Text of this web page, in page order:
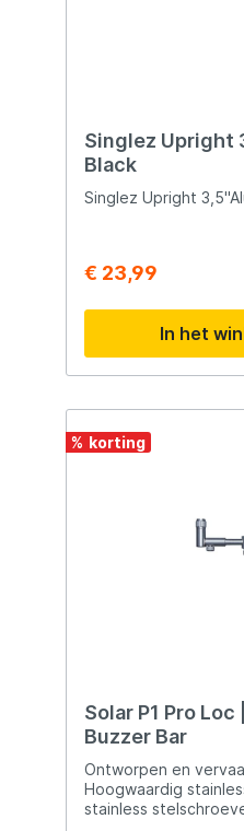
Singlez Upright
Black
Singlez Upright
€ 23,99
In het
%
Solar P1 Pro Loc
Buzzer Bar
Ontworpen en
Hoogwaardig stainless
stainless